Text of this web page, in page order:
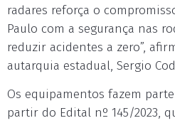
radares reforça o
Paulo com a segurança nas
reduzir acidentes a zero”,
autarquia estadual, Sergio
Os equipamentos fazem
partir do Edital nº 145/2023,